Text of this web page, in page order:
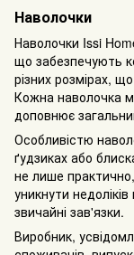
Наволочки
Наволочки Issi
що забезпечують
різних розмірах,
Кожна наволочка
доповнює
Особливістю
ґудзиках або
не лише
уникнути
звичайні зав'язки.
Виробник,